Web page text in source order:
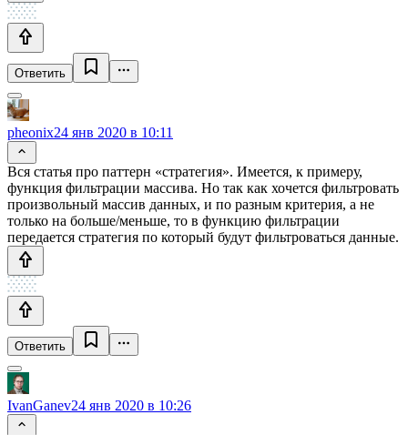
Ответить
pheonix24 янв 2020 в 10:11
Вся статья про паттерн «стратегия». Имеется, к примеру,
функция фильтрации массива. Но так как хочется фильтровать
произвольный массив данных, и по разным критерия, а не
только на больше/меньше, то в функцию фильтрации
передается стратегия по который будут фильтроваться данные.
Ответить
IvanGanev24 янв 2020 в 10:26